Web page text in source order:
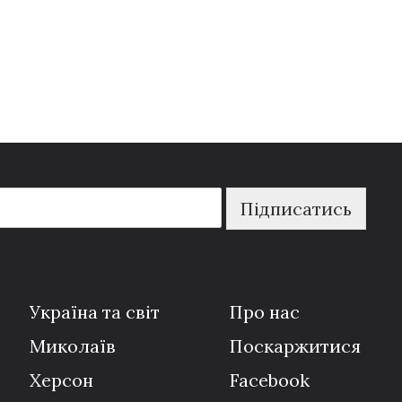
Підписатись
Україна та світ
Миколаїв
Херсон
Про нас
Поскаржитися
Facebook